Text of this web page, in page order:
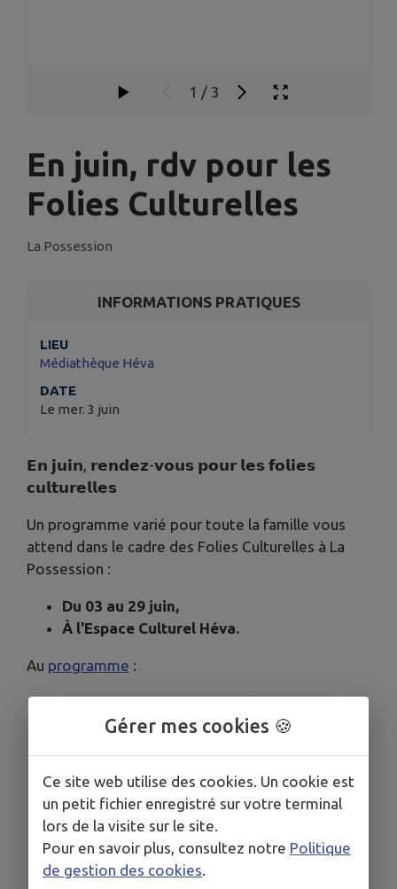
1 / 3
En juin, rdv pour les
Folies Culturelles
La Possession
INFORMATIONS PRATIQUES
LIEU
Médiathèque Héva
DATE
Le mer. 3 juin
𝗘𝗻 𝗷𝘂𝗶𝗻, 𝗿𝗲𝗻𝗱𝗲𝘇-𝘃𝗼𝘂𝘀 𝗽𝗼𝘂𝗿 𝗹𝗲𝘀 𝗳𝗼𝗹𝗶𝗲𝘀
𝗰𝘂𝗹𝘁𝘂𝗿𝗲𝗹𝗹𝗲𝘀
Un programme varié pour toute la famille vous
attend dans le cadre des Folies Culturelles à La
Possession :
Du 03 au 29 juin,
À l'Espace Culturel Héva.
Au programme :
Guetali, spectacle d' Artmayage Cie /
Atelier créatif spécial fête des parents,
Micro Folie : atelier "laboratoire créatif
musique récup" et découverte de la playlist
musique du musée numérique,
Héva prend l'air au Ti kaz à livres,
Gérer mes cookies 🍪
Ce site web utilise des cookies. Un cookie est
un petit fichier enregistré sur votre terminal
lors de la visite sur le site.
Pour en savoir plus, consultez notre Politique
de gestion des cookies.